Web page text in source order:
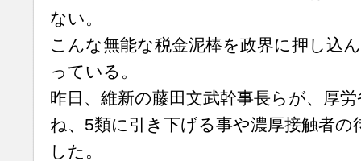
ない。
こんな無能な税金泥棒を政界に押し込
っている。
昨日、維新の藤田文武幹事長らが、厚
ね、5類に引き下げる事や濃厚接触者の
した。